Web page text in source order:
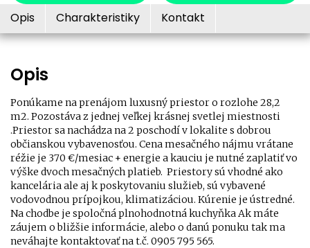
Opis Charakteristiky Kontakt
Opis
Ponúkame na prenájom luxusný priestor o rozlohe 28,2
m2. Pozostáva z jednej veľkej krásnej svetlej miestnosti
.Priestor sa nachádza na 2 poschodí v lokalite s dobrou
občianskou vybavenosťou. Cena mesačného nájmu vrátane
réžie je 370 €/mesiac + energie a kauciu je nutné zaplatiť vo
výške dvoch mesačných platieb. Priestory sú vhodné ako
kancelária ale aj k poskytovaniu služieb, sú vybavené
vodovodnou prípojkou, klimatizáciou. Kúrenie je ústredné.
Na chodbe je spoločná plnohodnotná kuchyňka Ak máte
záujem o bližšie informácie, alebo o danú ponuku tak ma
neváhajte kontaktovať na t.č. 0905 795 565.